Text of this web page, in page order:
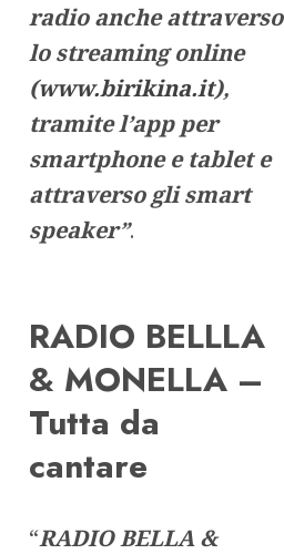
radio anche attraverso
lo streaming online
(www.birikina.it),
tramite l’app per
smartphone e tablet e
attraverso gli smart
speaker”.
RADIO BELLLA
& MONELLA –
Tutta da
cantare
“RADIO BELLA &